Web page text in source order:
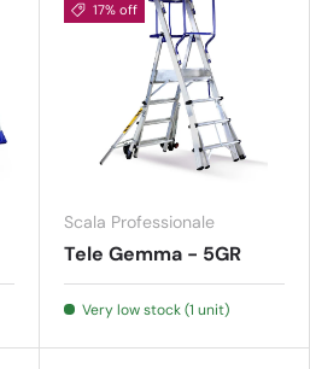
17% off
Scala Professionale
Tele Gemma - 5GR
Very low stock (1 unit)